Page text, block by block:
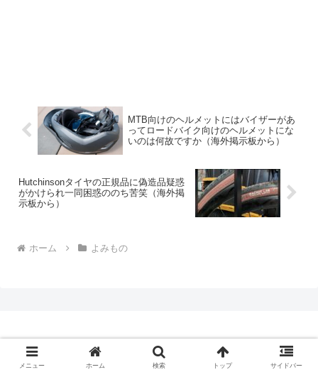
MTB向けのヘルメットにはバイザーがあ
ってロードバイク向けのヘルメットにな
いのは何故ですか（海外掲示板から）
Hutchinsonタイヤの正規品に偽造品疑惑
がかけられ一同困惑ののち苦笑（海外掲
示板から）
ホーム よみもの
Copyright © 2009-2026 CBN Blog All Rights Reserved.
メニュー ホーム 検索 トップ サイドバー